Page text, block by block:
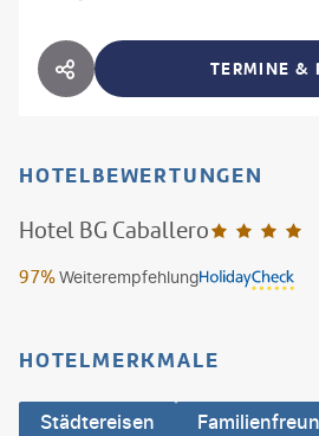
HOTEL TEILEN TERMINE &
HOTELBEWERTUNGEN
Hotel BG Caballero
Weiterempfehlung
97%
HOTELMERKMALE
Städtereisen